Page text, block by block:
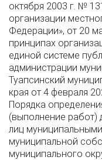
октября 2003 г. №
организации
Федерации», от 20
принципах
единой системе
администрации
Туапсинский
края от 4 февраля
Порядка
(выполнение работ)
лиц
муниципальной
муниципального